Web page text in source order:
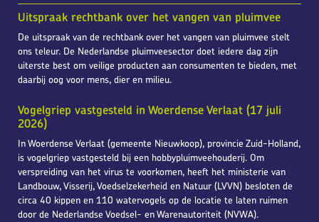
Uitspraak rechtbank over het vangen van pluimvee
De uitspraak van de rechtbank over het vangen van pluimvee stelt
ons teleur. De Nederlandse pluimveesector doet iedere dag zijn
uiterste best om veilige producten aan consumenten te bieden, met
daarbij oog voor mens, dier en milieu.
Vogelgriep vastgesteld in Woerdense Verlaat (17 juli
2026)
In Woerdense Verlaat (gemeente Nieuwkoop), provincie Zuid-Holland,
is vogelgriep vastgesteld bij een hobbypluimveehouderij. Om
verspreiding van het virus te voorkomen, heeft het ministerie van
Landbouw, Visserij, Voedselzekerheid en Natuur (LVVN) besloten de
circa 40 kippen en 110 watervogels op de locatie te laten ruimen
door de Nederlandse Voedsel- en Warenautoriteit (NVWA).